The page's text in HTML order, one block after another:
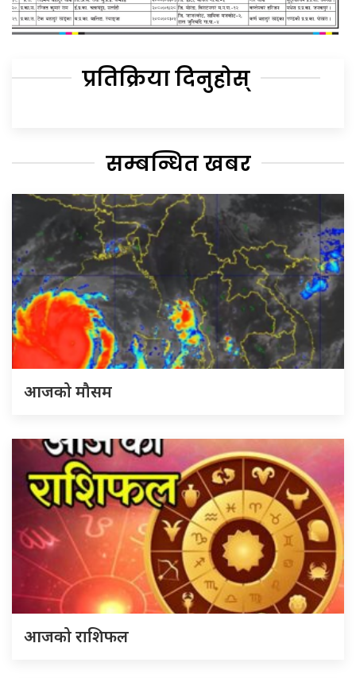
प्रतिक्रिया दिनुहोस्
सम्बन्धित खबर
आजको मौसम
आजको राशिफल